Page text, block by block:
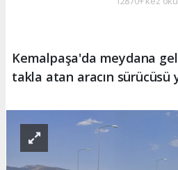
Kemalpaşa'da meydana
takla atan aracın sürücüsü